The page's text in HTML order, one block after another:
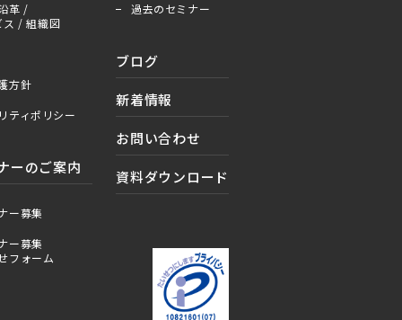
革 /
ス / 組織図
方針
ティポリシー
ーのご案内
ー募集
ー募集
フォーム
過去のセミナー
ブログ
新着情報
お問い合わせ
資料ダウンロード